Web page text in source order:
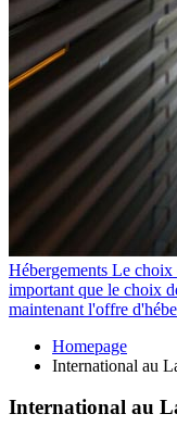
Hébergements Le choix
important que le choix
maintenant l'offre
Homepage
International au
International au